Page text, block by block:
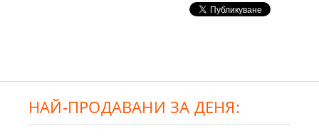
НАЙ-ПРОДАВАНИ ЗА ДЕНЯ: